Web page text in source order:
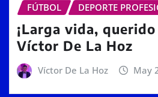
FÚTBOL DEPORTE
¡Larga vida, querido
Víctor De La Hoz
Víctor De La Hoz May